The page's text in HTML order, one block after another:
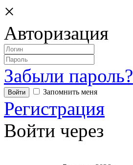
×
Авторизация
Забыли пароль?
Запомнить меня
Регистрация
Войти через